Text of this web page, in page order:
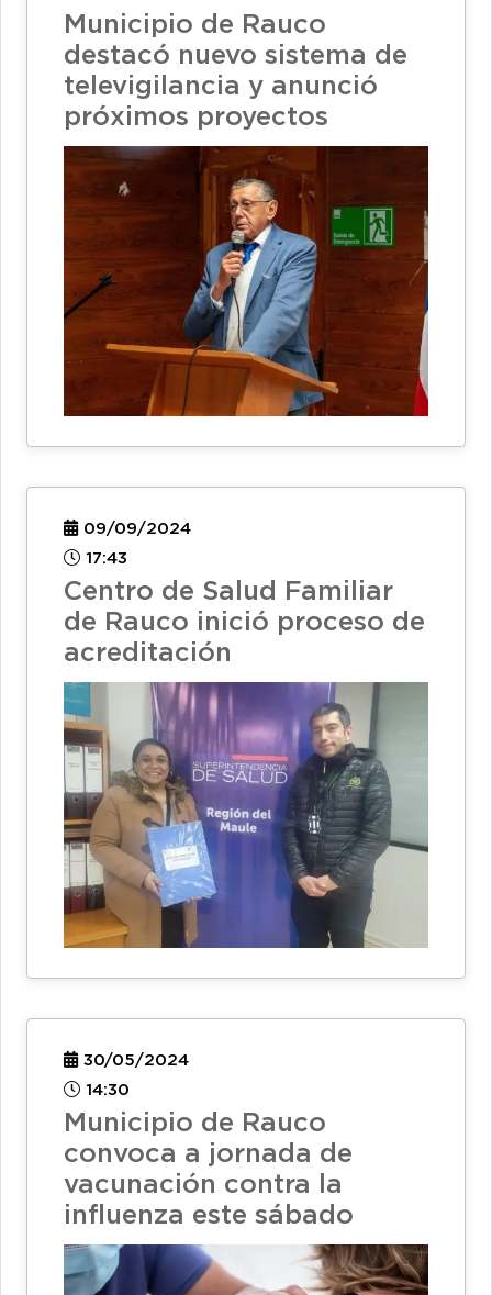
Municipio de Rauco
destacó nuevo sistema de
televigilancia y anunció
próximos proyectos
09/09/2024
17:43
Centro de Salud Familiar
de Rauco inició proceso de
acreditación
30/05/2024
14:30
Municipio de Rauco
convoca a jornada de
vacunación contra la
influenza este sábado